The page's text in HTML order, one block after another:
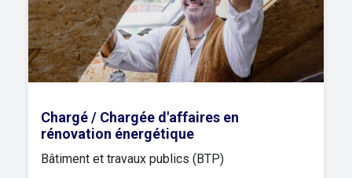
Chargé / Chargée d'affaires en
rénovation énergétique
Bâtiment et travaux publics (BTP)